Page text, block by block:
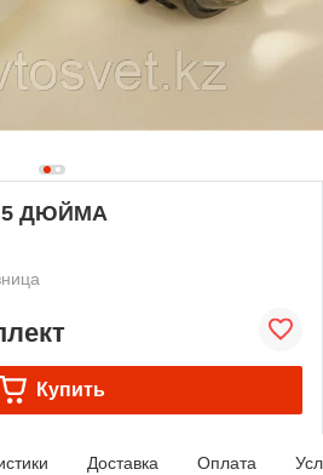
ДЮЙМА
Купить
Доставка Оплата